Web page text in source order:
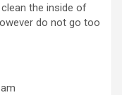
the inside of
do not go too